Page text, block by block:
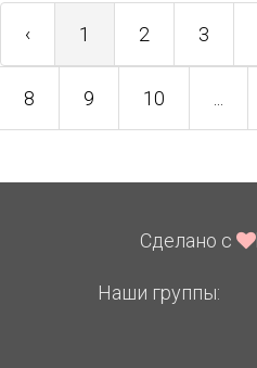
‹ 1 2 3
8 9 10
Сделано с
Наши группы: